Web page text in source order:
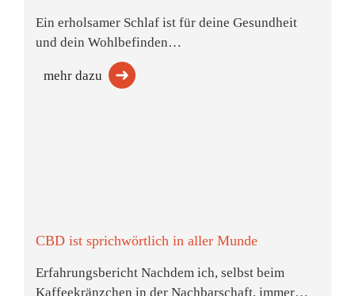
Ein erholsamer Schlaf ist für deine Gesundheit
und dein Wohlbefinden…
mehr dazu
CBD ist sprichwörtlich in aller Munde
Erfahrungsbericht Nachdem ich, selbst beim
Kaffeekränzchen in der Nachbarschaft, immer…